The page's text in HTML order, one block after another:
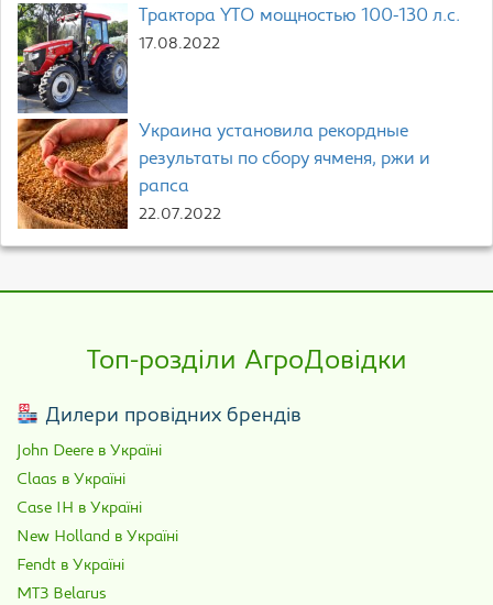
Трактора YTO мощностью 100-130 л.с.
17.08.2022
Украина установила рекордные
результаты по сбору ячменя, ржи и
рапса
22.07.2022
Топ-розділи АгроДовідки
Дилери провідних брендів
John Deere в Україні
Claas в Україні
Case IH в Україні
New Holland в Україні
Fendt в Україні
МТЗ Belarus